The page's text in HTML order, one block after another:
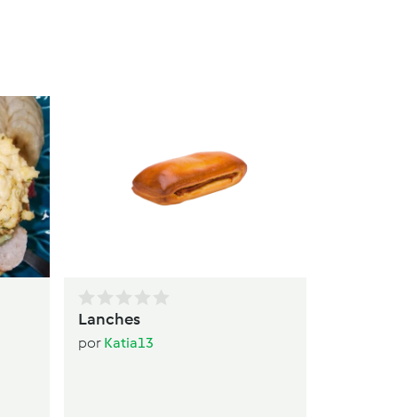
Lanches
por Katia13